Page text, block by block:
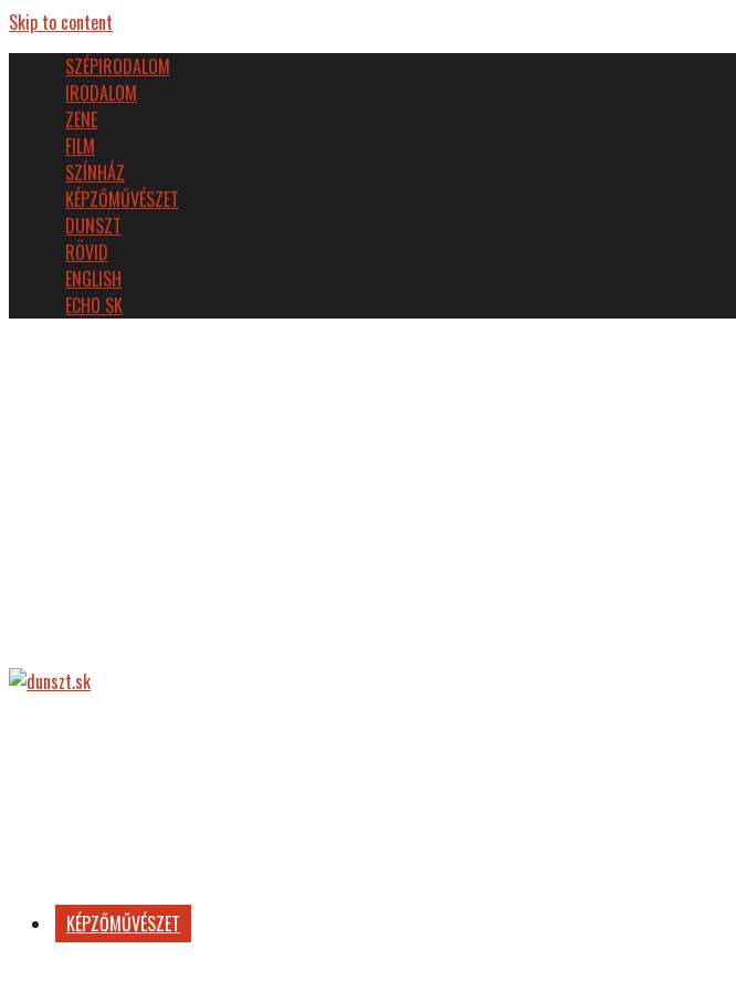
Skip to content
SZÉPIRODALOM
IRODALOM
ZENE
FILM
SZÍNHÁZ
KÉPZŐMŰVÉSZET
DUNSZT
RÖVID
ENGLISH
ECHO SK
KÉPZŐMŰVÉSZET